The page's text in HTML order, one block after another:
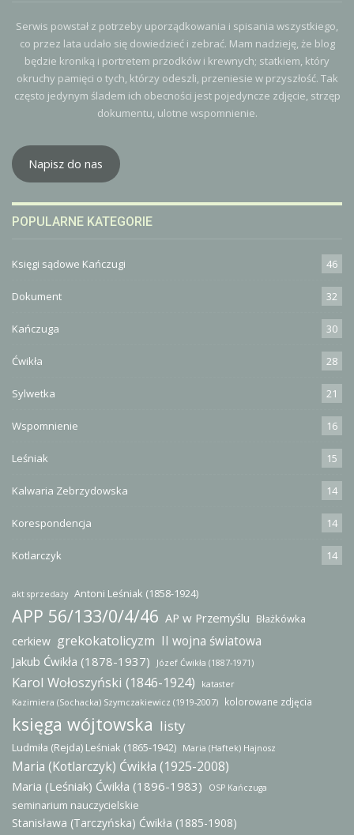
Serwis powstał z potrzeby uporządkowania i spisania wszystkiego,
co przez lata udało się dowiedzieć i zebrać. Mam nadzieję, że blog
będzie kroniką i portretem przodków i krewnych; statkiem, który
okruchy pamięci o tych, którzy odeszli, przeniesie w przyszłość. Tak
często jedynym śladem ich obecności jest pojedyncze zdjęcie, strzęp
dokumentu, ulotne wspomnienie.
Napisz do nas
POPULARNE KATEGORIE
Księgi sądowe Kańczugi 46
Dokument 32
Kańczuga 30
Ćwikła 28
Sylwetka 21
Wspomnienie 16
Leśniak 15
Kalwaria Zebrzydowska 14
Korespondencja 14
Kotlarczyk 14
akt sprzedaży Antoni Leśniak (1858-1924)
APP 56/133/0/4/46 AP w Przemyślu Błażkówka
cerkiew grekokatolicyzm II wojna światowa
Jakub Ćwikła (1878-1937) Józef Ćwikła (1887-1971)
Karol Wołoszyński (1846-1924)
kataster
Kazimiera (Sochacka) Szymczakiewicz (1919-2007)
kolorowane zdjęcia
księga wójtowska listy
Ludmiła (Rejda) Leśniak (1865-1942) Maria (Haftek) Hajnosz
Maria (Kotlarczyk) Ćwikła (1925-2008)
Maria (Leśniak) Ćwikła (1896-1983) OSP Kańczuga
seminarium nauczycielskie
Stanisława (Tarczyńska) Ćwikła (1885-1908)